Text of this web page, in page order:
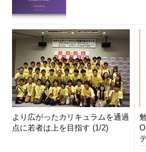
より広がったカリキュラムを通過
点に若者は上を目指す (1/2)